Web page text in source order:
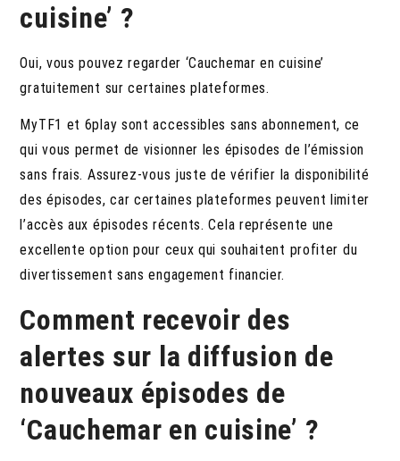
cuisine’ ?
Oui, vous pouvez regarder ‘Cauchemar en cuisine’
gratuitement sur certaines plateformes.
MyTF1 et 6play sont accessibles sans abonnement, ce
qui vous permet de visionner les épisodes de l’émission
sans frais. Assurez-vous juste de vérifier la disponibilité
des épisodes, car certaines plateformes peuvent limiter
l’accès aux épisodes récents. Cela représente une
excellente option pour ceux qui souhaitent profiter du
divertissement sans engagement financier.
Comment recevoir des
alertes sur la diffusion de
nouveaux épisodes de
‘Cauchemar en cuisine’ ?